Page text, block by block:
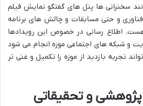
سخنرانی ها پنل های گفتگو نمایش فیلم
و حتی مسابقات و چالش های برنامه
اطلاع رسانی در خصوص این رویدادها
و شبکه های اجتماعی موزه انجام می شود
تجربه بازدید از موزه را تکمیل و غنی تر
و تحقیقاتی